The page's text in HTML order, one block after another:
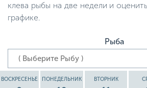
клева рыбы на две недели и
графике.
Рыба
ВОСКРЕСЕНЬЕ ПОНЕДЕЛЬНИК ВТОРНИК